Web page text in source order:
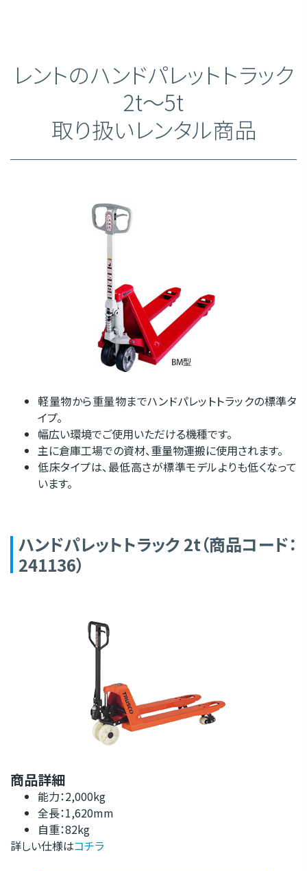
レントのハンドパレットトラック
2t～5t
取り扱いレンタル商品
軽量物から重量物までハンドパレットトラックの標準タ
イプ。
幅広い環境でご使用いただける機種です。
主に倉庫工場での資材、重量物運搬に使用されます。
低床タイプは、最低高さが標準モデルよりも低くなって
います。
ハンドパレットトラック 2t（商品コード：
241136）
商品詳細
能力：2,000kg
全長：1,620mm
自重：82kg
詳しい仕様はコチラ